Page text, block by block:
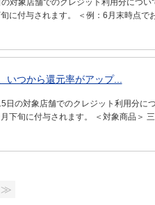
対象店舗でのクレジット利用分につい
に付与されます。 ＜例：6月末時点で
つから還元率がアップ...
の対象店舗でのクレジット利用分に
下旬に付与されます。 ＜対象商品＞
≫